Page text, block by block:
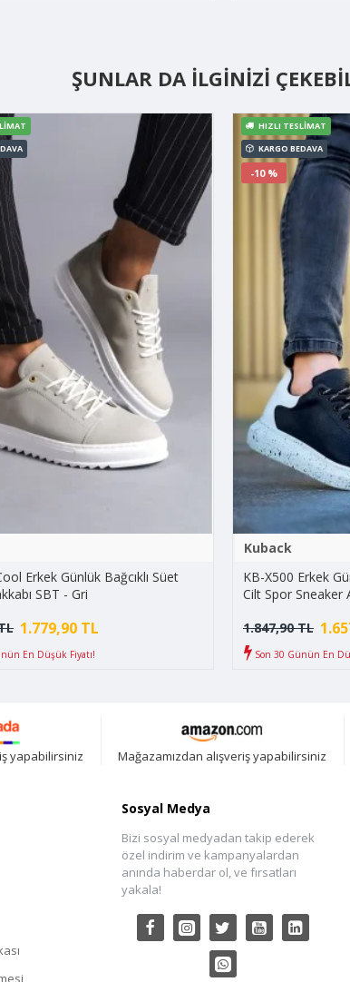
ŞUNLAR DA İLGINIZI
Erkek Günlük Bağcıklı Süet
SBT - Gri
1.779,90 TL
En Düşük Fiyatı!
KARGO BEDAVA
HIZLI TESLIMAT
-10 %
Kuback
KB-X500 Erkek
Cilt Spor Sneaker
1.847,90 TL
Son 30 Günün En
yapabilirsiniz Mağazamızdan alışveriş yapabilirsiniz
Sosyal Medya
Bizi sosyal medyadan takip ederek
özel indirim ve kampanyalardan
anında haberdar ol, ve fırsatları
yakala!